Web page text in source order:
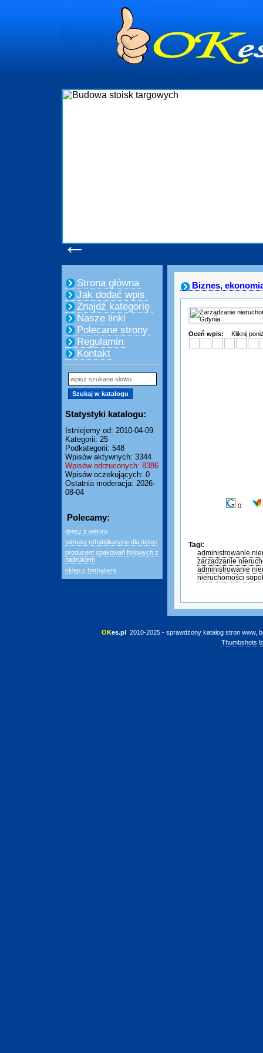
←
Strona główna
Jak dodać wpis
Znajdź kategorię
Nasze linki
Polecane strony
Regulamin
Kontakt
Statystyki katalogu:
Istniejemy od: 2010-04-09
Kategorii: 25
Podkategorii: 548
Wpisów aktywnych: 3344
Wpisów odrzuconych: 8386
Wpisów oczekujących: 0
Ostatnia moderacja: 2026-
08-04
Polecamy:
dresy z weluru
turnusy rehabilitacyjne dla dzieci
producent opakowań foliowych z
nadrukiem
sklep z herbatami
Biznes,
Oceń wpis: Kliknij
0
Tagi:
administrowanie
zarządzanie
administrowanie
nieruchomości sopot
OKes.pl 2010-2025 - sprawdzony katalog stron www,
Thumbshots